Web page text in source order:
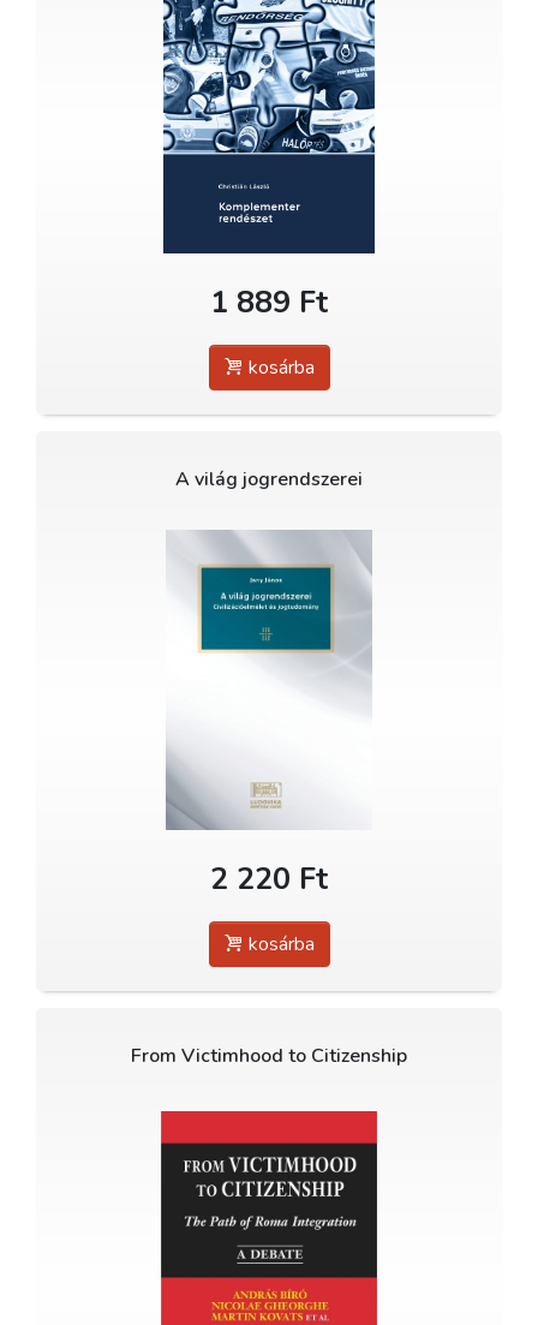
1 889 Ft
kosárba
A világ jogrendszerei
2 220 Ft
kosárba
From Victimhood to Citizenship